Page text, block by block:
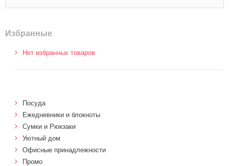
Избранные
Нет избранных товаров
Посуда
Ежедневники и блокноты
Сумки и Рюкзаки
Уютный дом
Офисные принадлежности
Промо